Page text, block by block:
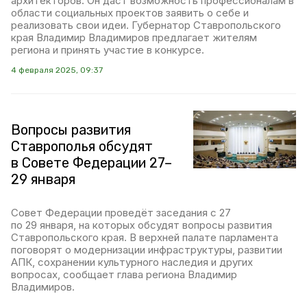
области социальных проектов заявить о себе и
реализовать свои идеи. Губернатор Ставропольского
края Владимир Владимиров предлагает жителям
региона и принять участие в конкурсе.
4 февраля 2025, 09:37
Вопросы развития
Ставрополья обсудят
в Совете Федерации 27–
29 января
Совет Федерации проведёт заседания с 27
по 29 января, на которых обсудят вопросы развития
Ставропольского края. В верхней палате парламента
поговорят о модернизации инфраструктуры, развитии
АПК, сохранении культурного наследия и других
вопросах, сообщает глава региона Владимир
Владимиров.